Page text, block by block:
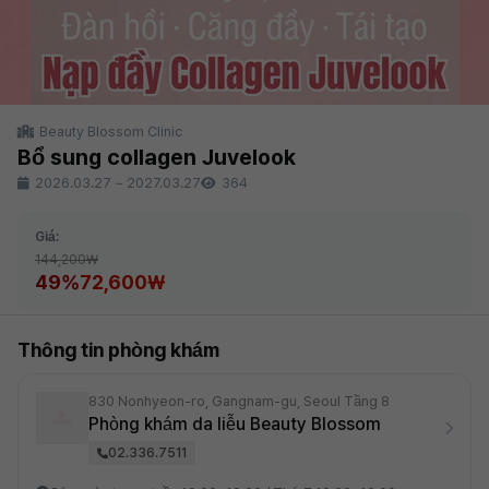
Beauty Blossom Clinic
Bổ sung collagen Juvelook
2026.03.27 ~ 2027.03.27 364
Giá:
144,200₩
49%72,600₩
Thông tin phòng khám
830 Nonhyeon-ro, Gangnam-gu, Seoul Tầng 8
Phòng khám da liễu Beauty Blossom
02.336.7511